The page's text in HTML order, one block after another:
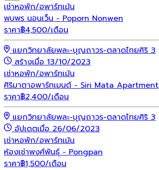
เช่าหอพัก/อพาร์ทเม้น
พบพร นอนเว็น - Poporn Nonwen
ราคา฿4,500/เดือน
แยกวิทยาลัยพละ-บุญถาวร-ตลาดไทยศิริ 3
สร้างเมื่อ 13/10/2023
เช่าหอพัก/อพาร์ทเม้น
ศิริมาตาอพาร์ทเมนต์ - Siri Mata Apartment
ราคา฿2,400/เดือน
แยกวิทยาลัยพละ-บุญถาวร-ตลาดไทยศิริ 3
อัปเดตเมื่อ 26/06/2023
เช่าหอพัก/อพาร์ทเม้น
ห้องเช่าพงศ์พันธุ์ - Pongpan
ราคา฿1,500/เดือน